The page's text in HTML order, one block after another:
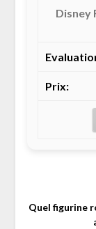
Disney
Quel figurine